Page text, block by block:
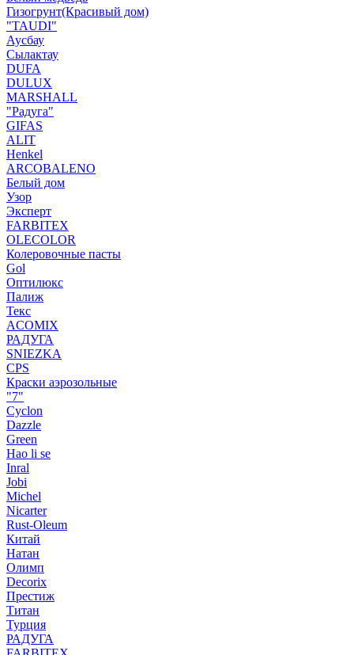
Гизогрунт(Красивый дом)
"TAUDI"
Аусбау
Сылактау
DUFA
DULUX
MARSHALL
"Радуга"
GIFAS
ALIT
Henkel
ARCOBALENO
Белый дом
Узор
Эксперт
FARBITEX
OLECOLOR
Колеровочные пасты
Gol
Оптилюкс
Палиж
Текс
ACOMIX
РАДУГА
SNIEZKA
CPS
Краски аэрозольные
"7"
Cyclon
Dazzle
Green
Hao li se
Inral
Jobi
Michel
Nicarter
Rust-Oleum
Китай
Натан
Олимп
Decorix
Престиж
Титан
Турция
РАДУГА